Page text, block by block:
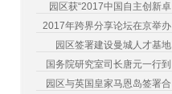
园区获“2017中国自主创新卓
2017年跨界分享论坛在京举办
园区签署建设曼城人才基地
国务院研究室司长唐元一行到
园区与英国皇家马恩岛签署合